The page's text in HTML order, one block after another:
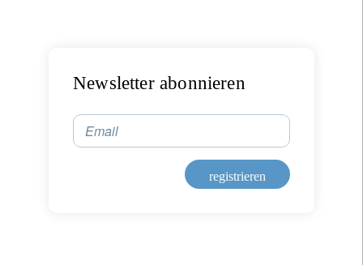
Newsletter abonnieren
Email
registrieren